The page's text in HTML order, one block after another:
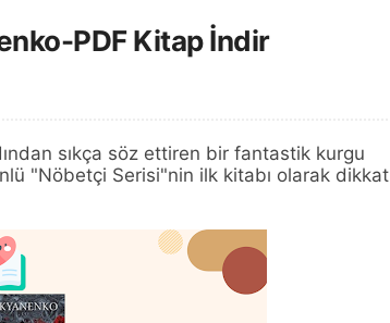
PDF Kitap İndir
sıkça söz ettiren bir fantastik kurgu
"Nöbetçi Serisi"nin ilk kitabı olarak dikkat